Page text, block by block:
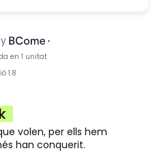
volen, per ells hem
han conquerit.